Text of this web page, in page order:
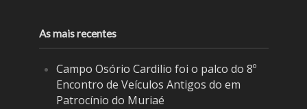
As mais recentes
Campo Osório Cardilio foi o palco do 8º
Encontro de Veículos Antigos do em
Patrocínio do Muriaé